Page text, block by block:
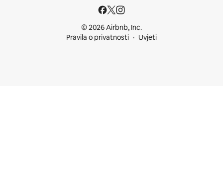
© 2026 Airbnb, Inc.
Pravila o privatnosti
Uvjeti